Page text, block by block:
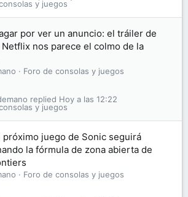
y juegos
por ver un anuncio: el tráiler de
Netflix nos parece el colmo de la
Foro de consolas y juegos
y juegos
Hoy a las 12:22
próximo juego de Sonic seguirá
la fórmula de zona abierta de
Foro de consolas y juegos